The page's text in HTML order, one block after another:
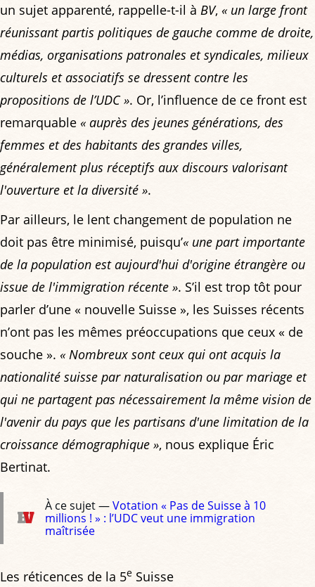
un sujet apparenté, rappelle-t-il à BV, « un large front
réunissant partis politiques de gauche comme de droite,
médias, organisations patronales et syndicales, milieux
culturels et associatifs se dressent contre les
propositions de l’UDC ». Or, l’influence de ce front est
remarquable « auprès des jeunes générations, des
femmes et des habitants des grandes villes,
généralement plus réceptifs aux discours valorisant
l'ouverture et la diversité ».
Par ailleurs, le lent changement de population ne
doit pas être minimisé, puisqu’« une part importante
de la population est aujourd'hui d'origine étrangère ou
issue de l'immigration récente ». S’il est trop tôt pour
parler d’une « nouvelle Suisse », les Suisses récents
n’ont pas les mêmes préoccupations que ceux « de
souche ». « Nombreux sont ceux qui ont acquis la
nationalité suisse par naturalisation ou par mariage et
qui ne partagent pas nécessairement la même vision de
l'avenir du pays que les partisans d'une limitation de la
croissance démographique », nous explique Éric
Bertinat.
À ce sujet —Votation « Pas de Suisse à 10
millions ! » : l’UDC veut une immigration
maîtrisée
Les réticences de la 5e Suisse